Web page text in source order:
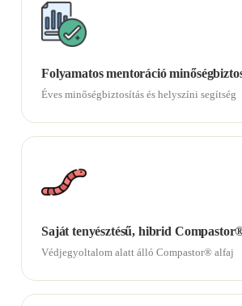
Folyamatos mentoráció
Éves minőségbiztosítás és helyszíni segítség
Saját tenyésztésű, hibrid
Védjegyoltalom alatt álló Compastor® alfaj